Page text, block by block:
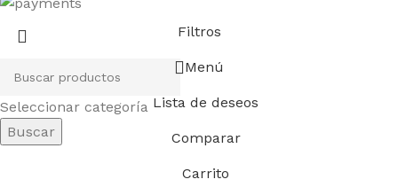
Seleccionar categoría
Buscar
Filtros
Menú
Lista de deseos
Comparar
Carrito